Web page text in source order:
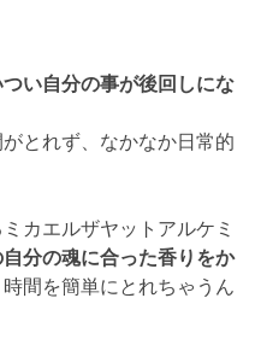
い自分の事が後回しにな
とれず、なかなか日常的
カエルザヤットアルケミ
分の魂に合った香りをか
間を簡単にとれちゃうん